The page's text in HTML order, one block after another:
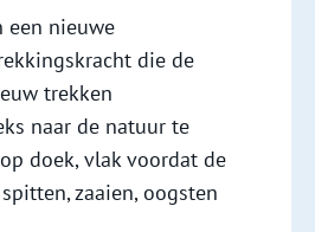
nieuwe
die de
trekken
naar de natuur te
doek, vlak voordat de
zaaien, oogsten